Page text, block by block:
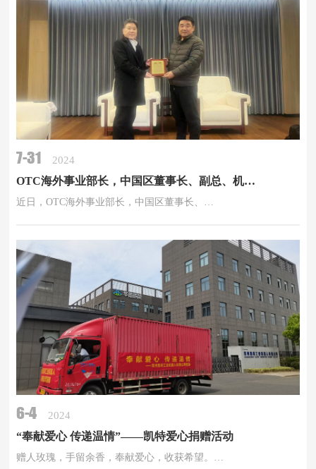
7-31 2024
OTC海外事业部长，中国区董事长、副总、机器人部部长，营业担当亲自颁奖
近日，OTC海外事业部长，中国区董事长、…
6-4 2024
“奉献爱心 传递温情”——凯特爱心捐赠活动
赠人玫瑰，手留余香，奉献爱心，收获希望。…